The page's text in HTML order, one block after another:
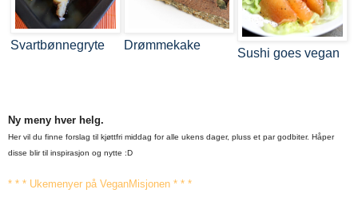
Svartbønnegryte Drømmekake
Sushi goes vegan
Ny meny hver helg.
Her vil du finne forslag til kjøttfri middag for alle ukens dager, pluss et par godbiter. Håper
disse blir til inspirasjon og nytte :D
* * * Ukemenyer på VeganMisjonen * * *